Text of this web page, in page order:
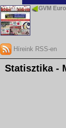
GVM
Híreink RSS-en
Statisztika -